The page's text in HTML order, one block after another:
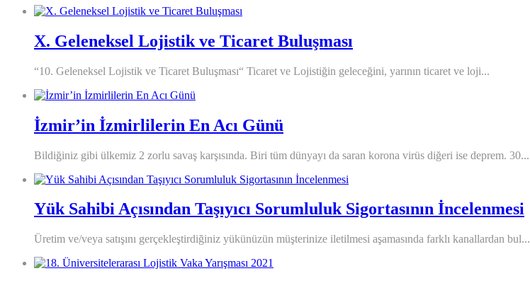
X. Geleneksel Lojistik ve Ticaret Buluşması
“10. Geleneksel Lojistik ve Ticaret Buluşması“ Ticaret ve Lojistiğin geleceğini, yarının ticaret ve loji...
İzmir’in İzmirlilerin En Acı Günü
Bildiğiniz gibi ülkemiz 2 zorlu savaş karşısında. Biri tüm dünyayı da saran korona virüs diğeri ise deprem. 30...
Yük Sahibi Açısından Taşıyıcı Sorumluluk Sigortasının İncelenmesi
Üretim ve/veya satışını gerçekleştirdiğiniz yükünüzün müşterinize iletilmesi aşamasında farklı kanallardan bul...